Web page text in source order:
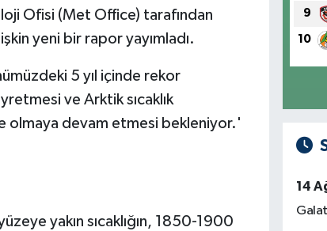
Ofisi (Met Office) tarafından
yeni bir rapor yayımladı.
5 yıl içinde rekor
ve Arktik sıcaklık
olmaya devam etmesi bekleniyor.'
yakın sıcaklığın, 1850-1900
9
10
14